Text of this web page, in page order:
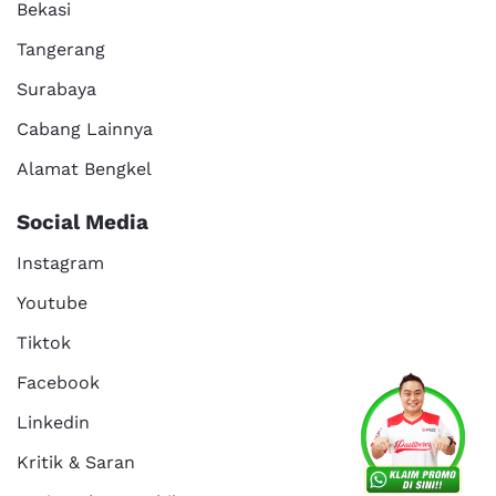
Bekasi
Tangerang
Surabaya
Cabang Lainnya
Alamat Bengkel
Social Media
Instagram
Youtube
Tiktok
Facebook
Linkedin
Kritik & Saran